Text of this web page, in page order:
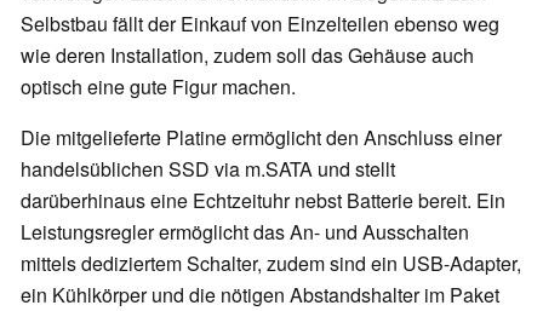
Selbstbau fällt der Einkauf von Einzelteilen ebenso weg
wie deren Installation, zudem soll das Gehäuse auch
optisch eine gute Figur machen.
Die mitgelieferte Platine ermöglicht den Anschluss einer
handelsüblichen SSD via m.SATA und stellt
darüberhinaus eine Echtzeituhr nebst Batterie bereit. Ein
Leistungsregler ermöglicht das An- und Ausschalten
mittels dediziertem Schalter, zudem sind ein USB-Adapter,
ein Kühlkörper und die nötigen Abstandshalter im Paket